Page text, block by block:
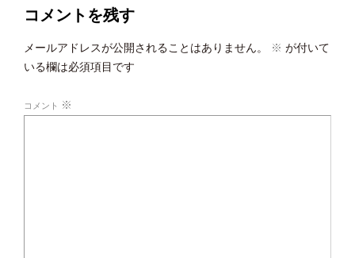
コメントを残す
メールアドレスが公開されることはありません。 ※ が付いて
いる欄は必須項目です
コメント ※